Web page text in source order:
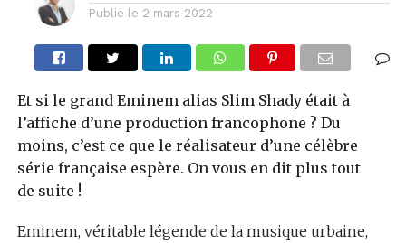
Publié le 2 mars 2022
Et si le grand Eminem alias Slim Shady était à
l’affiche d’une production francophone ? Du
moins, c’est ce que le réalisateur d’une célèbre
série française espère. On vous en dit plus tout
de suite !
Eminem, véritable légende de la musique urbaine,